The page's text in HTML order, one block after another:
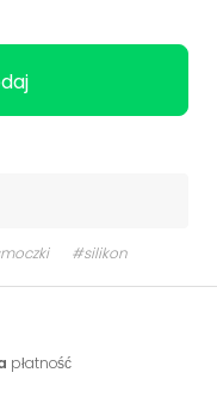
#silikon
płatność